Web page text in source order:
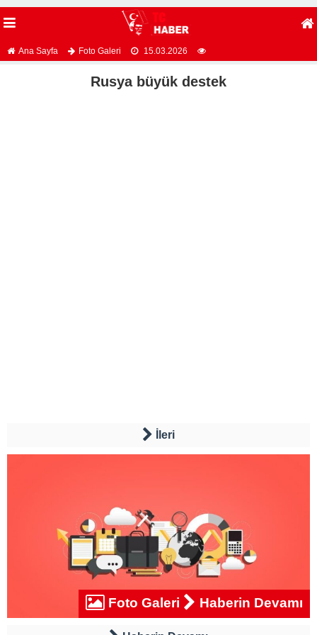
Ana Sayfa Foto Galeri 15.03.2026
Rusya büyük destek
İleri
Foto Galeri Haberin Devamı